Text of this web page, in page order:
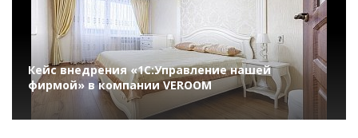
Кейс внедрения «1С:Управление нашей
фирмой» в компании VEROOM